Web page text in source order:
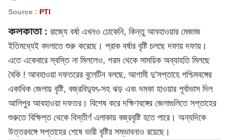
Source : PTI
কলকাতা : রাজ্যে বর্ষা এখনও ঢোকেনি, কিন্তু আবহাওয়ার মেজাজ
ইতিমধ্যেই বদলাতে শুরু করেছে। প্রাক বর্ষার বৃষ্টি চলছে দফায় দফায়।
এতে একেবারে স্বস্তি না মিললেও, গরম থেকে সাময়িক অব্যাহতি মিলছে
বৈকি ! আবহাওয়া দফতরের বুলেটিন বলছে, আগামী দু’সপ্তাহে পশ্চিমবঙ্গের
একাধিক জেলায় বৃষ্টি, বজ্রবিদ্যুৎ-সহ ঝড় এবং দমকা হাওয়ার পূর্বাভাস দিল
আলিপুর আবহাওয়া দফতর। বিশেষ করে দক্ষিণবঙ্গের জেলাগুলিতে সপ্তাহের
শুরুতে বিক্ষিপ্ত থেকে বিস্তীর্ণ এলাকায় বজ্রবৃষ্টি হতে পারে। অন্যদিকে
উত্তরবঙ্গে সপ্তাহের শেষে ভারী বৃষ্টির সম্ভাবনাও রয়েছে।